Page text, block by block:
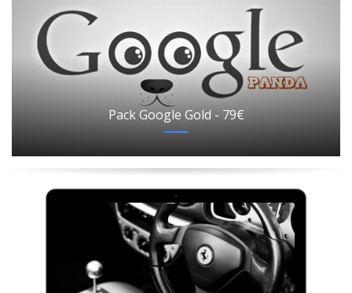
Pack Google Gold - 79€